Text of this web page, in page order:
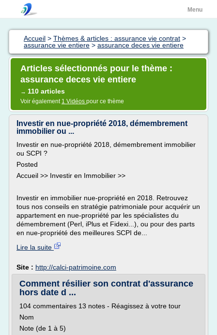
Menu
Accueil > Thèmes & articles : assurance vie contrat >
assurance vie entiere > assurance deces vie entiere
Articles sélectionnés pour le thème :
assurance deces vie entiere
→ 110 articles
Voir également 1 Vidéos pour ce thème
Investir en nue-propriété 2018, démembrement
immobilier ou ...
Investir en nue-propriété 2018, démembrement immobilier
ou SCPI ?
Posted
Accueil >> Investir en Immobilier >>
Investir en immobilier nue-propriété en 2018. Retrouvez
tous nos conseils en stratégie patrimoniale pour acquérir un
appartement en nue-propriété par les spécialistes du
démembrement (Perl, iPlus et Fidexi...), ou pour des parts
en nue-propriété des meilleures SCPI de...
Lire la suite
Site : http://calci-patrimoine.com
Comment résilier son contrat d'assurance
hors date d ...
104 commentaires 13 notes - Réagissez à votre tour
Nom
Note (de 1 à 5)